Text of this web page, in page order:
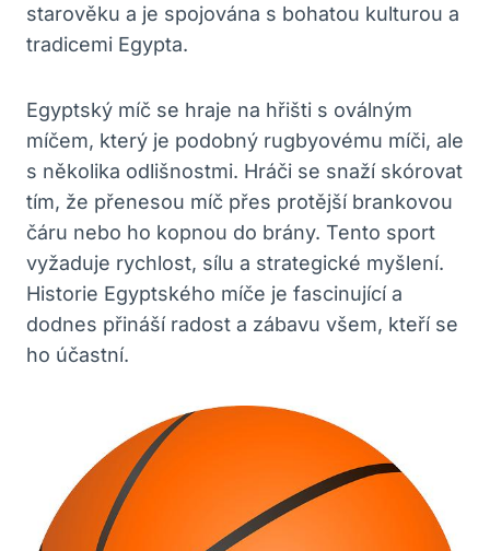
starověku a je spojována s bohatou kulturou a
tradicemi Egypta.
Egyptský míč se hraje na hřišti s oválným
míčem, který je podobný rugbyovému míči, ale
s několika odlišnostmi. Hráči se snaží skórovat
tím, že přenesou míč přes protější brankovou
čáru nebo ho kopnou do brány. Tento sport
vyžaduje rychlost, sílu a strategické myšlení.
Historie Egyptského míče je fascinující a
dodnes přináší radost a zábavu všem, kteří se
ho účastní.